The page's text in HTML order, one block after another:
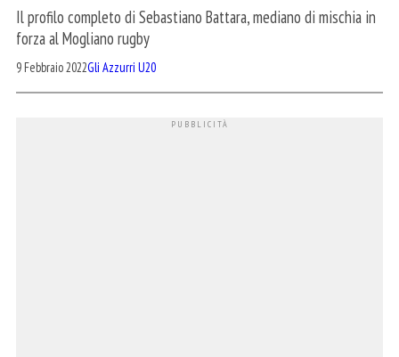
Il profilo completo di Sebastiano Battara, mediano di mischia in
forza al Mogliano rugby
9 Febbraio 2022Gli Azzurri U20